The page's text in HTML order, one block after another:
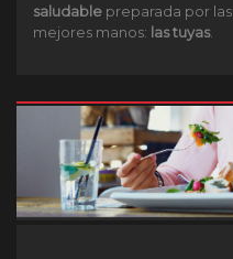
saludable preparada por las
mejores manos: las tuyas.